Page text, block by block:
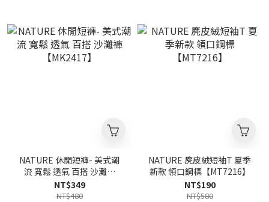
NATURE 休閒短褲- 美式潮
流 寬鬆 透氣 百搭 沙灘褲
【MK2417】
NT$349
NT$480
NATURE 麂皮絨短袖T 夏季
新款 領口鋼標【MT7216】
NT$190
NT$580